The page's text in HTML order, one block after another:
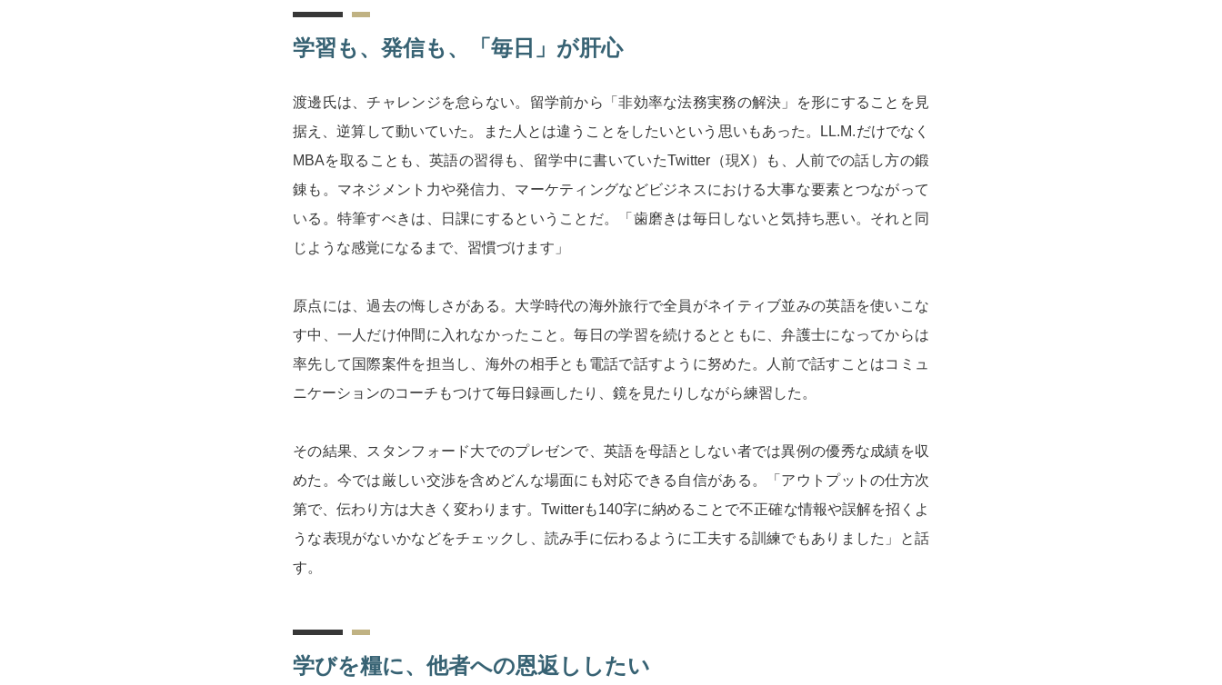
学習も、発信も、「毎日」が肝心
渡邊氏は、チャレンジを怠らない。留学前から「非効率な法務実務の解決」を形にすることを見
据え、逆算して動いていた。また人とは違うことをしたいという思いもあった。LL.M.だけでなく
MBAを取ることも、英語の習得も、留学中に書いていたTwitter（現X）も、人前での話し方の鍛
錬も。マネジメント力や発信力、マーケティングなどビジネスにおける大事な要素とつながって
いる。特筆すべきは、日課にするということだ。「歯磨きは毎日しないと気持ち悪い。それと同
じような感覚になるまで、習慣づけます」
原点には、過去の悔しさがある。大学時代の海外旅行で全員がネイティブ並みの英語を使いこな
す中、一人だけ仲間に入れなかったこと。毎日の学習を続けるとともに、弁護士になってからは
率先して国際案件を担当し、海外の相手とも電話で話すように努めた。人前で話すことはコミュ
ニケーションのコーチもつけて毎日録画したり、鏡を見たりしながら練習した。
その結果、スタンフォード大でのプレゼンで、英語を母語としない者では異例の優秀な成績を収
めた。今では厳しい交渉を含めどんな場面にも対応できる自信がある。「アウトプットの仕方次
第で、伝わり方は大きく変わります。Twitterも140字に納めることで不正確な情報や誤解を招くよ
うな表現がないかなどをチェックし、読み手に伝わるように工夫する訓練でもありました」と話
す。
学びを糧に、他者への恩返ししたい